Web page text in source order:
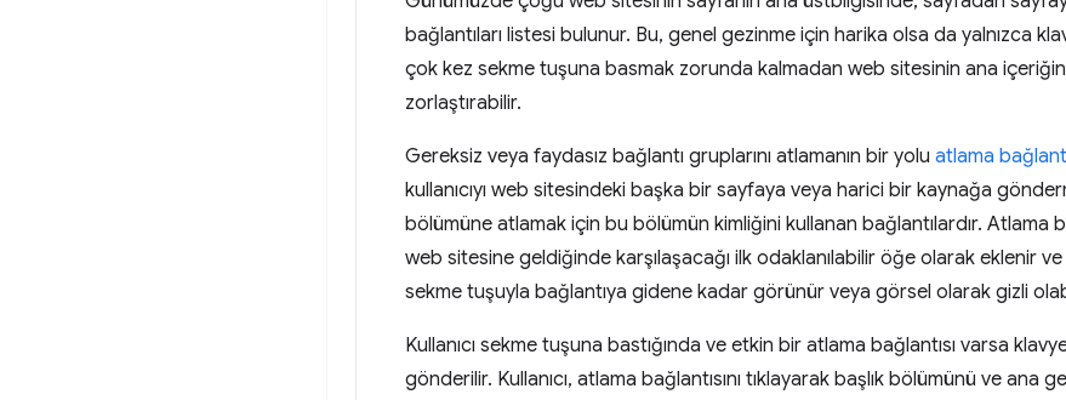
bağlantıları listesi bulunur. Bu, genel gezinme için harika olsa da yalnızca
çok kez sekme tuşuna basmak zorunda kalmadan web sitesinin ana
zorlaştırabilir.
Gereksiz veya faydasız bağlantı gruplarını atlamanın bir yolu atlama
kullanıcıyı web sitesindeki başka bir sayfaya veya harici bir kaynağa
bölümüne atlamak için bu bölümün kimliğini kullanan bağlantılardır. Atlama
web sitesine geldiğinde karşılaşacağı ilk odaklanılabilir öğe olarak eklenir ve
sekme tuşuyla bağlantıya gidene kadar görünür veya görsel olarak gizli
Kullanıcı sekme tuşuna bastığında ve etkin bir atlama bağlantısı varsa
gönderilir. Kullanıcı, atlama bağlantısını tıklayarak başlık bölümünü ve ana